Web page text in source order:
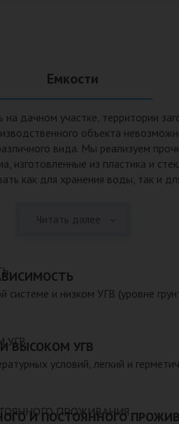
Емкости
дачном участке, территории
объекта
вида. Мы реализуем
изготовленные из пластика и
как для хранения воды, так и
коррозии,
исчисляется десятками
устанавливается на
5. Простота обслуживания.В
стандартами,
нормативами.
Читать далее
системе и низком УГВ (уровне
ВЫСОКОМ УГВ
условий, легкий и
И ПОСТОЯННОГО